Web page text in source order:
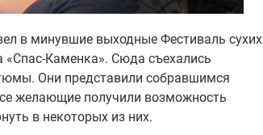
в минувшие выходные Фестиваль сухих
«Спас-Каменка». Сюда съехались
Они представили собравшимся
желающие получили возможность
в некоторых из них.